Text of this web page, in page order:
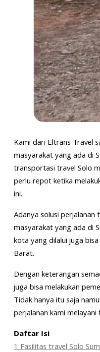
Kami dari Eltrans Travel
masyarakat yang ada di
transportasi travel Solo
perlu repot ketika
ini.
Adanya solusi perjalanan
masyarakat yang ada di
kota yang dilalui juga
Barat.
Dengan keterangan
juga bisa melakukan
Tidak hanya itu saja
perjalanan kami
Daftar Isi
1Fasilitas travel Solo